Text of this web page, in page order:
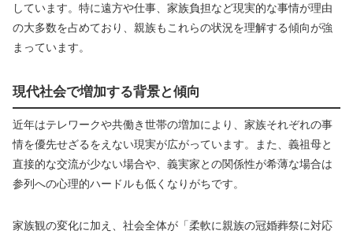
しています。特に遠方や仕事、家族負担など現実的な事情が理由
の大多数を占めており、親族もこれらの状況を理解する傾向が強
まっています。
現代社会で増加する背景と傾向
近年はテレワークや共働き世帯の増加により、家族それぞれの事
情を優先せざるをえない現実が広がっています。また、義祖母と
直接的な交流が少ない場合や、義実家との関係性が希薄な場合は
参列への心理的ハードルも低くなりがちです。
家族観の変化に加え、社会全体が「柔軟に親族の冠婚葬祭に対応